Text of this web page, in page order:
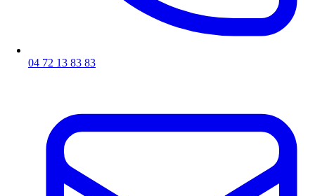
04 72 13 83 83